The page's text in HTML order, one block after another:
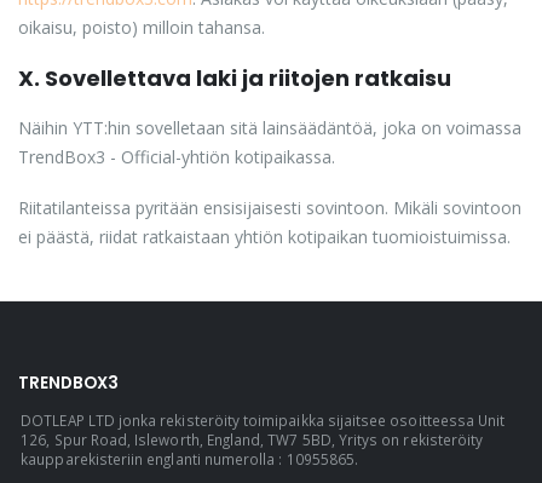
oikaisu, poisto) milloin tahansa.
X. Sovellettava laki ja riitojen ratkaisu
Näihin YTT:hin sovelletaan sitä lainsäädäntöä, joka on voimassa
TrendBox3 - Official-yhtiön kotipaikassa.
Riitatilanteissa pyritään ensisijaisesti sovintoon. Mikäli sovintoon
ei päästä, riidat ratkaistaan yhtiön kotipaikan tuomioistuimissa.
TRENDBOX3
DOTLEAP LTD jonka rekisteröity toimipaikka sijaitsee osoitteessa Unit
126, Spur Road, Isleworth, England, TW7 5BD, Yritys on rekisteröity
kaupparekisteriin englanti numerolla : 10955865.